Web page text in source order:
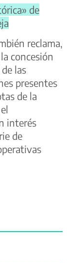
de
reclama,
concesión
las
presentes
de la
interés
de